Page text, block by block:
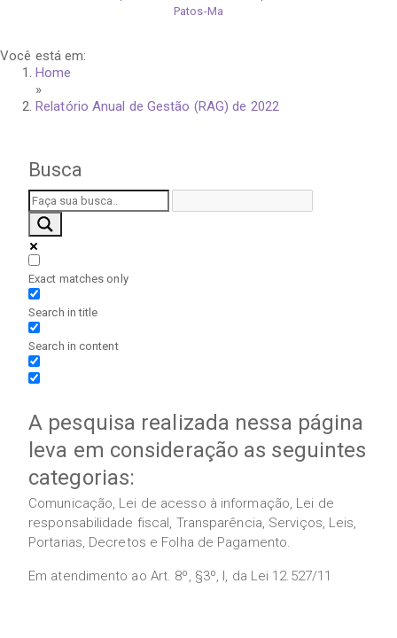
Você está em:
Home
»
Relatório Anual de Gestão (RAG) de 2022
Busca
Exact matches only
Search in title
Search in content
A pesquisa realizada nessa página
leva em consideração as seguintes
categorias:
Comunicação, Lei de acesso à informação, Lei de
responsabilidade fiscal, Transparência, Serviços, Leis,
Portarias, Decretos e Folha de Pagamento.
Em atendimento ao Art. 8º, §3º, I, da Lei 12.527/11